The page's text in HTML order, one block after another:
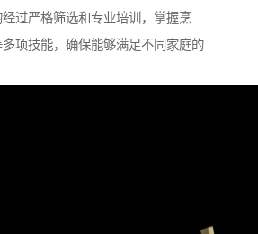
过严格筛选和专业培训，掌握烹
项技能，确保能够满足不同家庭的